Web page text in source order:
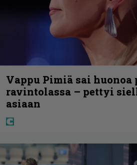
Vappu Pimiä sai huonoa
ravintolassa – pettyi
asiaan